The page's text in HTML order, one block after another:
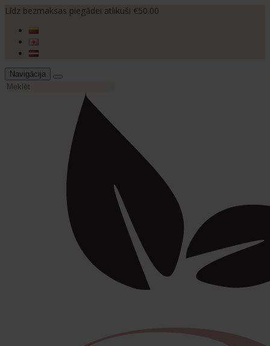
Līdz bezmaksas piegādei atlikuši €50.00
Navigācija